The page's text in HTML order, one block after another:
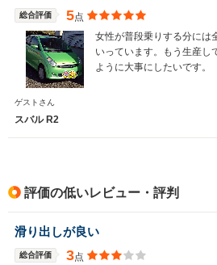
総合評価 5点
女性が普段乗りする分には
いっています。もう生産し
ように大事にしたいです。
ゲストさん
スバル R2
評価の低いレビュー・評判
滑り出しが良い
総合評価 3点